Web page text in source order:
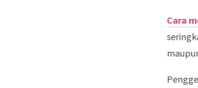
Cara